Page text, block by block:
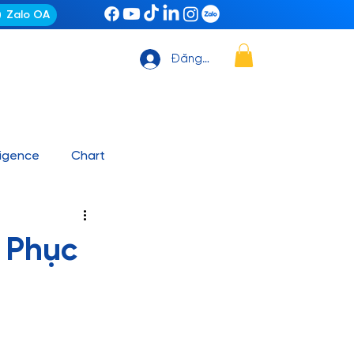
Zalo OA
Đăng nhập
Chart
Automation